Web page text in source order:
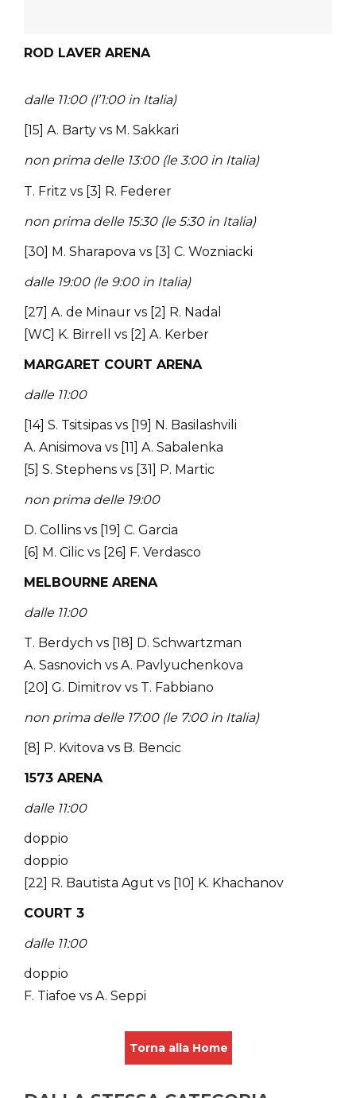
ROD LAVER ARENA
dalle 11:00 (l’1:00 in Italia)
[15] A. Barty vs M. Sakkari
non prima delle 13:00 (le 3:00 in Italia)
T. Fritz vs [3] R. Federer
non prima delle 15:30 (le 5:30 in Italia)
[30] M. Sharapova vs [3] C. Wozniacki
dalle 19:00 (le 9:00 in Italia)
[27] A. de Minaur vs [2] R. Nadal
[WC] K. Birrell vs [2] A. Kerber
MARGARET COURT ARENA
dalle 11:00
[14] S. Tsitsipas vs [19] N. Basilashvili
A. Anisimova vs [11] A. Sabalenka
[5] S. Stephens vs [31] P. Martic
non prima delle 19:00
D. Collins vs [19] C. Garcia
[6] M. Cilic vs [26] F. Verdasco
MELBOURNE ARENA
dalle 11:00
T. Berdych vs [18] D. Schwartzman
A. Sasnovich vs A. Pavlyuchenkova
[20] G. Dimitrov vs T. Fabbiano
non prima delle 17:00 (le 7:00 in Italia)
[8] P. Kvitova vs B. Bencic
1573 ARENA
dalle 11:00
doppio
doppio
[22] R. Bautista Agut vs [10] K. Khachanov
COURT 3
dalle 11:00
doppio
F. Tiafoe vs A. Seppi
Torna alla Home